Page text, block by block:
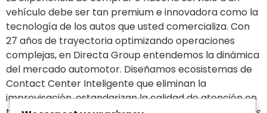
vehículo debe ser tan premium e innovadora como la
tecnología de los autos que usted comercializa. Con
27 años de trayectoria optimizando operaciones
complejas, en Directa Group entendemos la dinámica
del mercado automotor. Diseñamos ecosistemas de
Contact Center Inteligente que eliminan la
improvisación, estandarizan la calidad de atención en